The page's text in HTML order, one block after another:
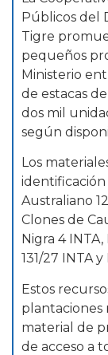
Públicos del
Tigre
pequeños
Ministerio
de estacas
dos mil
según
Los
identificación
Australiano
Clones de
Nigra 4 INTA,
131/27 INTA
Estos
plantaciones
material de
de acceso a